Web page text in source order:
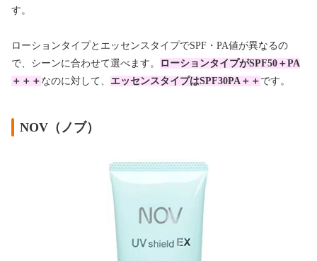
す。
ローションタイプとエッセンスタイプでSPF・PA値が異なるの
で、シーンに合わせて選べます。
ローションタイプがSPF50＋PA
＋＋＋ なのに対して、 エッセンスタイプはSPF30PA＋＋ です。
NOV（ノブ）